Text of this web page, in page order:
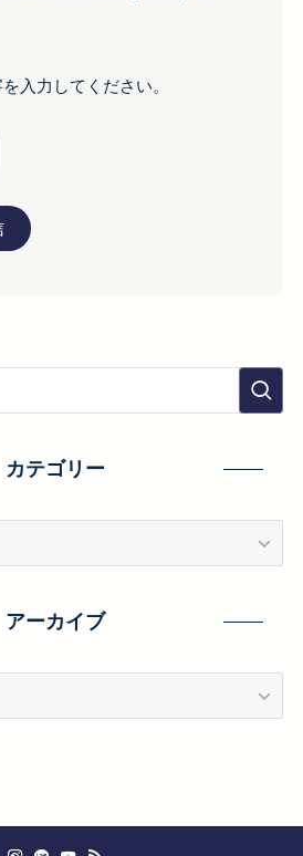
入力してください。
カテゴリー
アーカイブ